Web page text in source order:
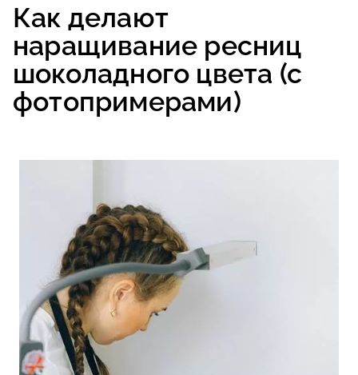
Как делают
наращивание ресниц
шоколадного цвета (с
фотопримерами)